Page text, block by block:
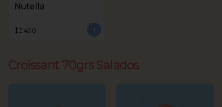
Nutella
$2.490
Croissant 70grs Salados